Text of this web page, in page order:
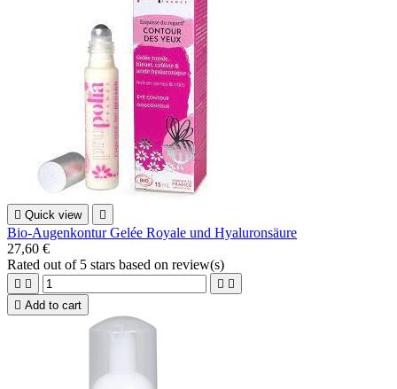
 Quick view 
Bio-Augenkontur Gelée Royale und Hyaluronsäure
27,60 €
Rated out of 5 stars based on review(s)
   
 Add to cart